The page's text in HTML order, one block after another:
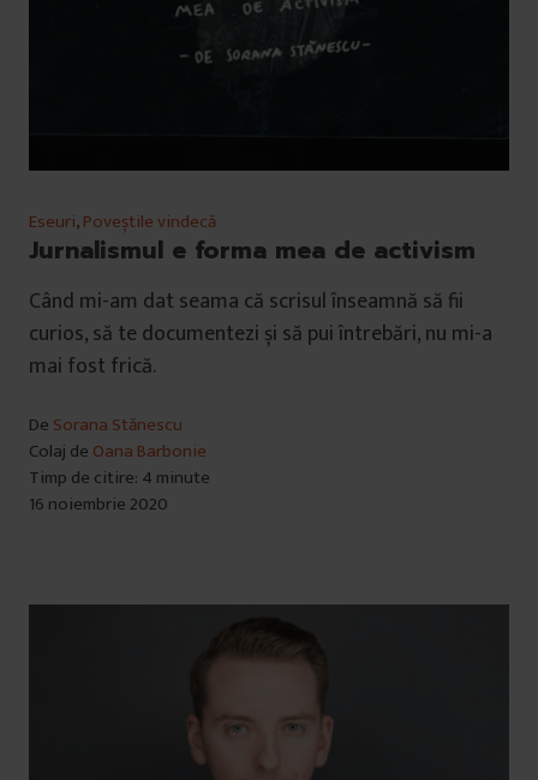
Eseuri,Poveștile vindecă
Jurnalismul e forma mea de activism
Când mi-am dat seama că scrisul înseamnă să fii
curios, să te documentezi și să pui întrebări, nu mi-a
mai fost frică.
De Sorana Stănescu
Colaj de Oana Barbonie
Timp de citire: 4 minute
16 noiembrie 2020